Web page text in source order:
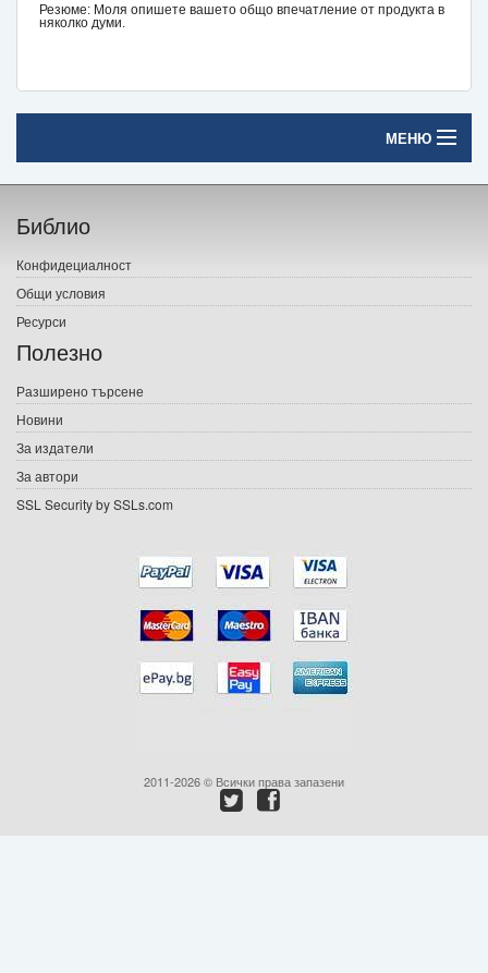
Резюме: Моля опишете вашето общо впечатление от продукта в
няколко думи.
МЕНЮ
Начало
Печатни книги
Електронни книги
Е-списания
Подаръци
Ваучери
Библио
Конфидециалност
Общи условия
Ресурси
Полезно
Разширено търсене
Новини
За издатели
За автори
SSL Security by SSLs.com
2011-2026 © Всички права запазени